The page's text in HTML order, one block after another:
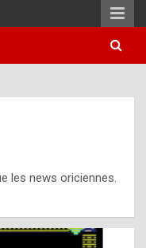
les news oriciennes.